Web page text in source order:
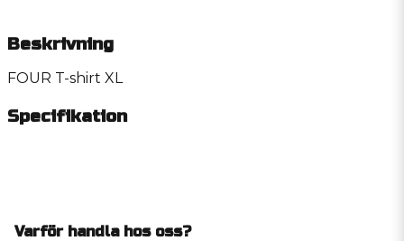
Beskrivning
FOUR T-shirt XL
Specifikation
Varför handla hos oss?